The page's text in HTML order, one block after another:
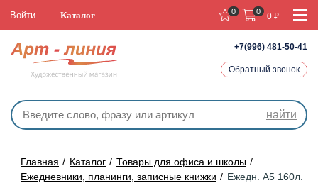
+7(996) 481-50-41
Обратный звонок
Войти Каталог
найти
0 0
0 ₽
Главная Каталог
Товары для офиса и школы
Ежедневники, планинги, записные книжки
Ежедн. А5 160л.